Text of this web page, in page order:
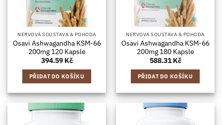
NERVOVÁ SOUSTAVA & POHODA
Osavi Ashwagandha KSM-66
200mg 120 Kapsle
394.59 Kč
PŘIDAT DO KOŠÍKU
NERVOVÁ SOUSTAVA & POHODA
Osavi Ashwagandha KSM-66
200mg 180 Kapsle
588.31Kč
PŘIDAT DO KOŠÍKU